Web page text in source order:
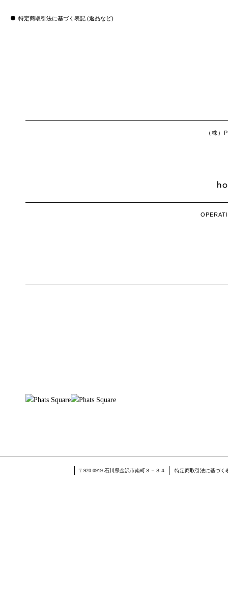
特定商取引法に基づく表記 (返品など)
（株
〒920-0919 石川県金沢市南町３－３４ 特定商取引法に基づく